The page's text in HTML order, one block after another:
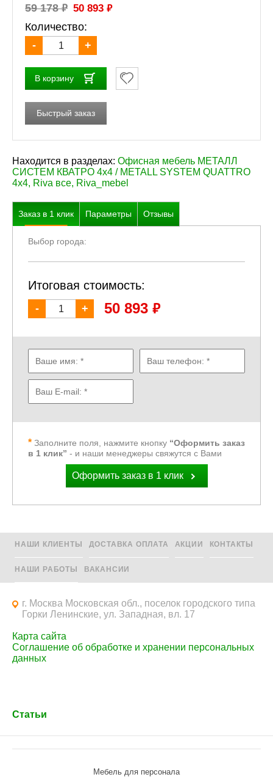
59 178₽ 50 893 ₽
Количество:
-
+
В корзину
Быстрый заказ
Находится в разделах: Офисная мебель МЕТАЛЛ
СИСТЕМ КВАТРО 4х4 / METALL SYSTEM QUATTRO
4х4, Riva все, Riva_mebel
Заказ в 1 клик Параметры Отзывы
Выбор города:
Итоговая стоимость:
- + 50 893 ₽
Оформить заказ в 1 клик
Заполните поля, нажмите кнопку “Оформить заказ
в 1 клик” - и наши менеджеры свяжутся с Вами
НАШИ КЛИЕНТЫ ДОСТАВКА ОПЛАТА АКЦИИ КОНТАКТЫ
НАШИ РАБОТЫ ВАКАНСИИ
Статьи
г. Москва Московская обл., поселок городского типа
Горки Ленинские, ул. Западная, вл. 17
Карта сайта
Соглашение об обработке и хранении персональных
данных
Мебель для персонала